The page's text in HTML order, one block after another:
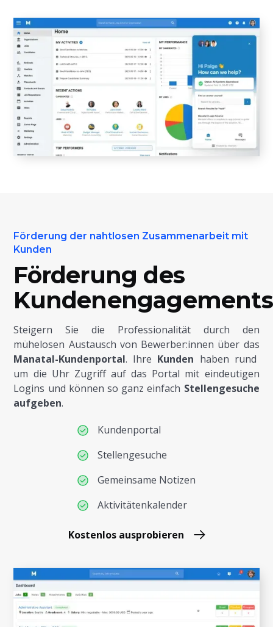
Förderung der nahtlosen Zusammenarbeit mit
Kunden
Förderung des
Kundenengagements
Steigern Sie die Professionalität durch den
mühelosen Austausch von Bewerber:innen über das
Manatal-Kundenportal. Ihre Kunden haben rund
um die Uhr Zugriff auf das Portal mit eindeutigen
Logins und können so ganz einfach Stellengesuche
aufgeben.
Kundenportal
Stellengesuche
Gemeinsame Notizen
Aktivitätenkalender
Kostenlos ausprobieren